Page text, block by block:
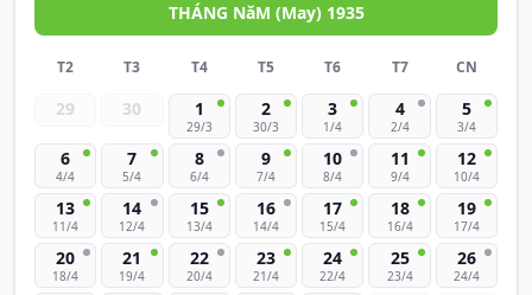
THÁNG NăM (May) 1935
T2 T3 T4 T5 T6 T7 CN
29 30 1
29/3
2
30/3
3
1/4
4
2/4
5
3/4
6
4/4
7
5/4
8
6/4
9
7/4
10
8/4
11
9/4
12
10/4
13
11/4
14
12/4
15
13/4
16
14/4
17
15/4
18
16/4
19
17/4
20
18/4
21
19/4
22
20/4
23
21/4
24
22/4
25
23/4
26
24/4